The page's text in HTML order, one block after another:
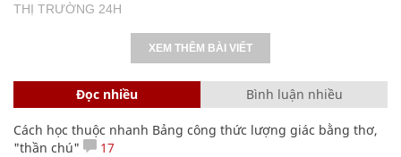
THỊ TRƯỜNG 24H
XEM THÊM BÀI VIẾT
Đọc nhiều Bình luận nhiều
Cách học thuộc nhanh Bảng công thức lượng giác bằng thơ,
"thần chú"
17